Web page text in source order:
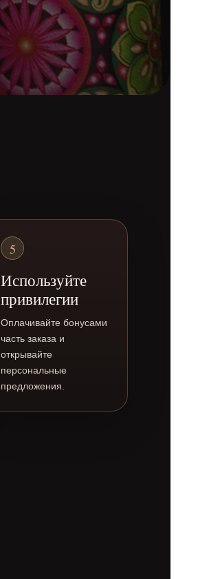
5
Используйте
привилегии
Оплачивайте бонусами
часть заказа и
открывайте
персональные
предложения.